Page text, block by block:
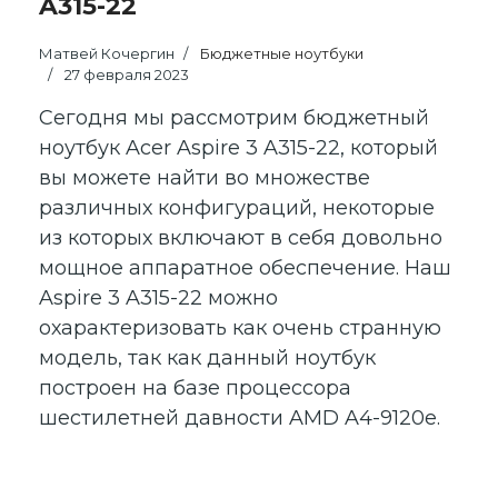
A315-22
Матвей Кочергин
Бюджетные ноутбуки
27 февраля 2023
Сегодня мы рассмотрим бюджетный
ноутбук Acer Aspire 3 A315-22, который
вы можете найти во множестве
различных конфигураций, некоторые
из которых включают в себя довольно
мощное аппаратное обеспечение. Наш
Aspire 3 A315-22 можно
охарактеризовать как очень странную
модель, так как данный ноутбук
построен на базе процессора
шестилетней давности AMD A4-9120e.